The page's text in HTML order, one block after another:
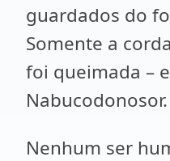
guardados do
Somente a
foi queimada –
Nabucodonosor.
Nenhum ser